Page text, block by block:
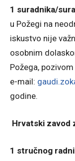
1 suradnika/
u Požegi na
iskustvo nije
osobnim
Požega,
e-mail:
godine.
Hrvatski zavod
1 stručnog